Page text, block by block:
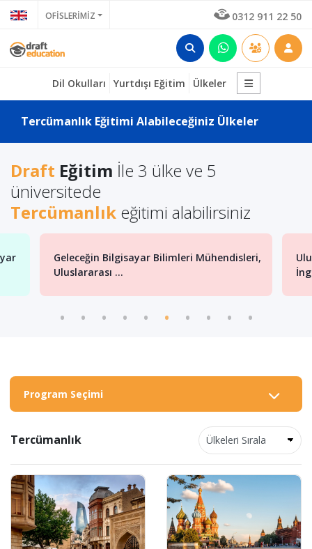
OFİSLERİMİZ 0312 911 22 50
Dil Okulları Yurtdışı Eğitim Ülkeler
Tercümanlık Eğitimi Alabileceğiniz Ülkeler
Draft Eğitim İle 3 ülke ve 5
üniversitede
Tercümanlık eğitimi alabilirsiniz
Geleceğin Bilgisayar Bilimleri Mühendisleri,
Uluslararası ...
Program Seçimi
Tercümanlık